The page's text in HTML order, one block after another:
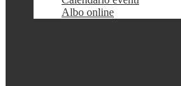
Albo online